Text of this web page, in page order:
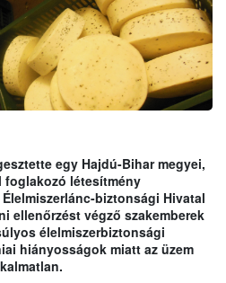
egy Hajdú-Bihar megyei,
foglakozó létesítmény
biztonsági Hivatal
ellenőrzést végző szakemberek
élelmiszerbiztonsági
hiányosságok miatt az üzem